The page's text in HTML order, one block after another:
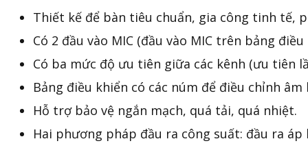
Thiết kế để bàn tiêu chuẩn, gia công tinh tế,
Có 2 đầu vào MIC (đầu vào MIC trên bảng
Có ba mức độ ưu tiên giữa các kênh (ưu tiên
Bảng điều khiển có các núm để điều chỉnh âm
Hỗ trợ bảo vệ ngắn mạch, quá tải, quá nhiệt.
Hai phương pháp đầu ra công suất: đầu ra